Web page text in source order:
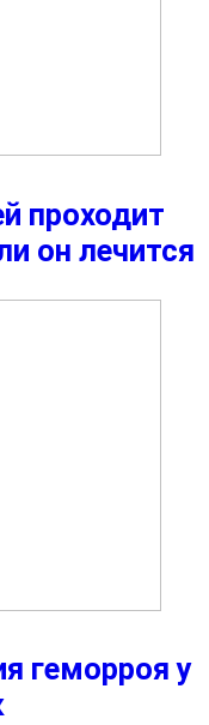
проходит
он лечится
геморроя у